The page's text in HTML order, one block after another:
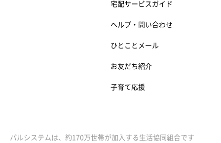
宅配サービスガイド
ヘルプ・問い合わせ
ひとことメール
お友だち紹介
子育て応援
パルシステムは、約170万世帯が加入する生活協同組合です